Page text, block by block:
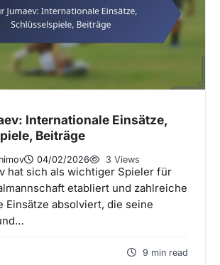
Internationale Einsätze,
Beiträge
04/02/2026 3 Views
hat sich als wichtiger Spieler für
etabliert und zahlreiche
Einsätze absolviert, die seine
9 min read